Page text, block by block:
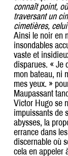
connaît point,
traversant un
cimetières,
Ainsi le noir en
insondables
vaste et
disparues. « Je
mon bateau, ni
mes yeux. »
Maupassant
Victor Hugo se
impuissants de
abysses, la
errance dans
discernable où
cela en appeler